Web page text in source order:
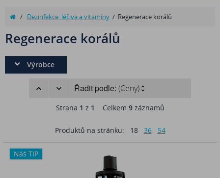
/ Dezinfekce, léčiva a vitamíny / Regenerace korálů
Regenerace korálů
Výrobce
Řadit podle: (Ceny)
Strana 1 z 1 Celkem 9záznamů
Produktů na stránku: 18 36 54
Náš TIP